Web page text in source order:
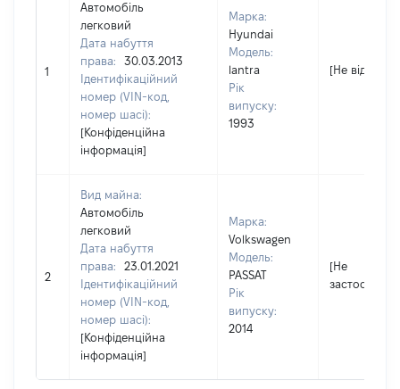
1
Автомобіль
легковий
Дата набуття
права:
30.03.2013
Ідентифікаційний
номер (VIN-код,
номер шасі):
[Конфіденційна
інформація]
Марка:
Hyundai
Модель:
lantra
Рік
випуску:
1993
[Не відомо]
2
Вид майна:
Автомобіль
легковий
Дата набуття
права:
23.01.2021
Ідентифікаційний
номер (VIN-код,
номер шасі):
[Конфіденційна
інформація]
Марка:
Volkswagen
Модель:
PASSAT
Рік
випуску:
2014
[Не